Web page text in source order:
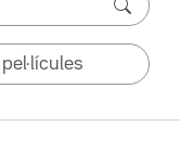
pel·lícules